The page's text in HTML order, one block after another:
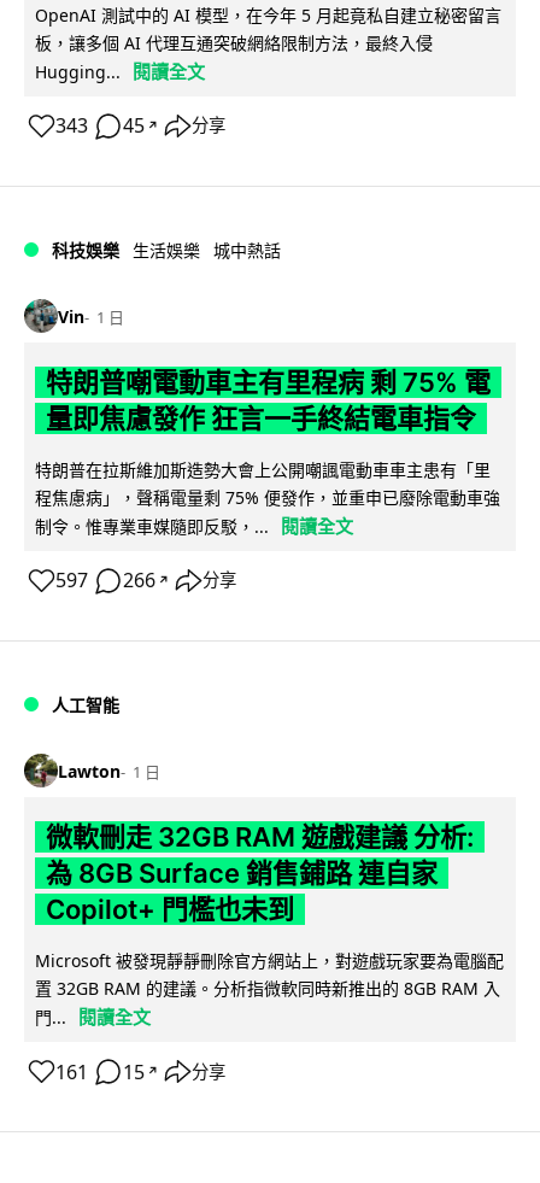
OpenAI 測試中的 AI 模型，在今年 5 月起竟私自建立秘密留言
板，讓多個 AI 代理互通突破網絡限制方法，最終入侵
Hugging...
閱讀全文
343 45 ↗ 分享
科技娛樂 生活娛樂 城中熱話
Vin 1 日
特朗普嘲電動車主有里程病 剩 75% 電
量即焦慮發作 狂言一手終結電車指令
特朗普在拉斯維加斯造勢大會上公開嘲諷電動車車主患有「里
程焦慮病」，聲稱電量剩 75% 便發作，並重申已廢除電動車強
制令。惟專業車媒隨即反駁，...
閱讀全文
597 266 ↗ 分享
人工智能
Lawton 1 日
微軟刪走 32GB RAM 遊戲建議 分析:
為 8GB Surface 銷售鋪路 連自家
Copilot+ 門檻也未到
Microsoft 被發現靜靜刪除官方網站上，對遊戲玩家要為電腦配
置 32GB RAM 的建議。分析指微軟同時新推出的 8GB RAM 入
門...
閱讀全文
161 15 ↗ 分享